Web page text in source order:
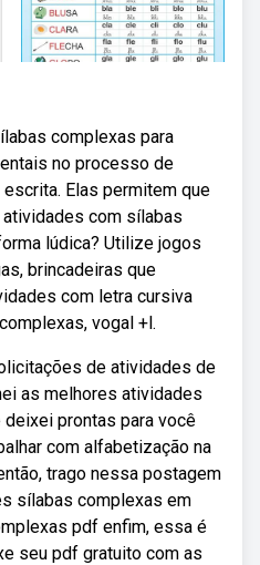
complexas para
no processo de
Elas permitem que
com sílabas
lúdica? Utilize jogos
brincadeiras que
com letra cursiva
vogal +l.
de atividades de
as melhores atividades
prontas para você
com alfabetização na
trago nessa postagem
sílabas complexas em
pdf enfim, essa é
seu pdf gratuito com as